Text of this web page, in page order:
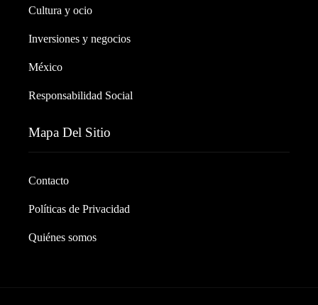
Cultura y ocio
Inversiones y negocios
México
Responsabilidad Social
Mapa Del Sitio
Contacto
Políticas de Privacidad
Quiénes somos